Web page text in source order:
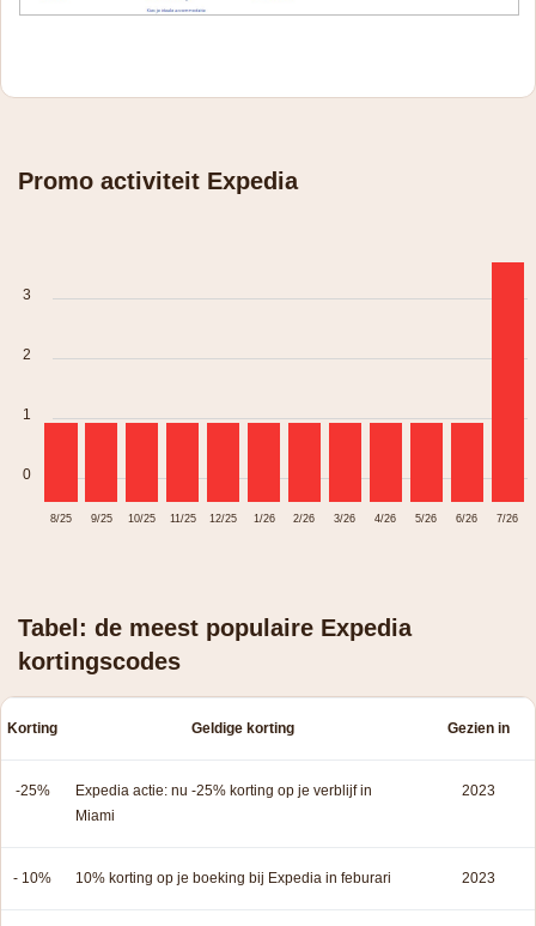
Promo activiteit Expedia
3
2
1
0
8/25 9/25 10/25 11/25 12/25 1/26 2/26 3/26 4/26 5/26 6/26 7/26
Tabel: de meest populaire Expedia
kortingscodes
Korting Geldige korting Gezien in
-25%
Expedia actie: nu -25% korting op je verblijf in
Miami
2023
- 10% 10% korting op je boeking bij Expedia in feburari 2023